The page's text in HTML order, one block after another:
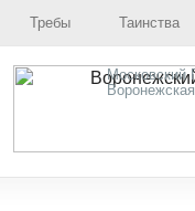
Требы Таинства
Московский